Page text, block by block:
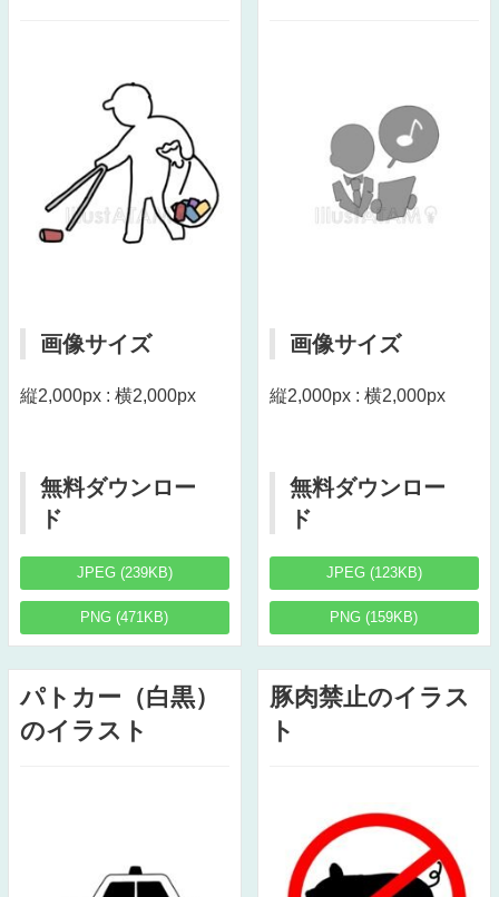
画像サイズ
縦2,000px : 横2,000px
無料ダウンロー
ド
JPEG (239KB)
PNG (471KB)
画像サイズ
縦2,000px : 横2,000px
無料ダウンロー
ド
JPEG (123KB)
PNG (159KB)
パトカー（白黒）
のイラスト
豚肉禁止のイラス
ト